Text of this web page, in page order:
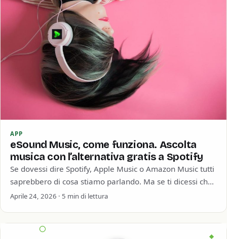
APP
eSound Music, come funziona. Ascolta
musica con l’alternativa gratis a Spotify
Se dovessi dire Spotify, Apple Music o Amazon Music tutti
saprebbero di cosa stiamo parlando. Ma se ti dicessi che
al secondo…
Aprile 24, 2026 · 5 min di lettura